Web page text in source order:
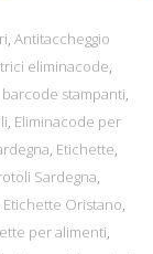
, Antitaccheggio
eliminacode,
barcode stampanti,
, Eliminacode per
, Etichette,
Sardegna,
Etichette Oristano,
per alimenti,